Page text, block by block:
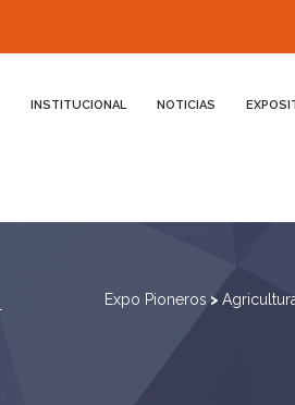
INSTITUCIONAL NOTICIAS
Expo Pioneros >